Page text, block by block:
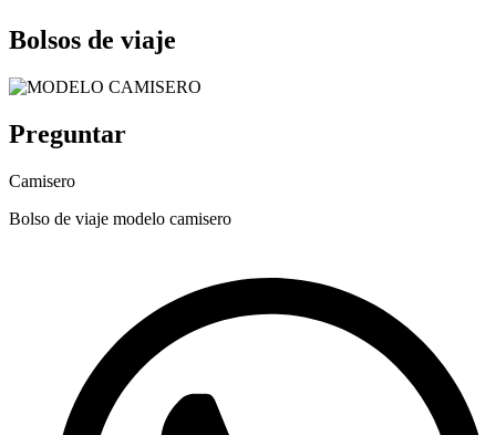
Bolsos de viaje
Preguntar
Camisero
Bolso de viaje modelo camisero